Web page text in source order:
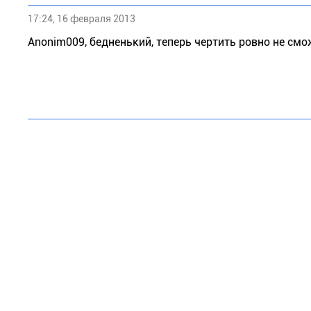
17:24, 16 февраля 2013
Anonim009, бедненький, теперь чертить ровно не